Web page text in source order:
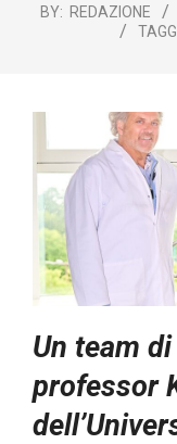
BY: REDAZIONE
Un team
professor